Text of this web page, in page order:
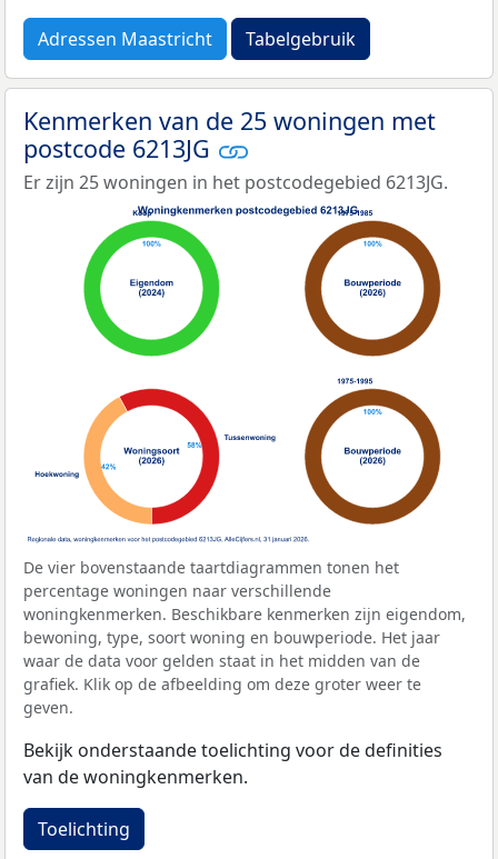
Adressen Maastricht Tabelgebruik
Kenmerken van de 25 woningen met
postcode 6213JG
Er zijn 25 woningen in het postcodegebied 6213JG.
De vier bovenstaande taartdiagrammen tonen het
percentage woningen naar verschillende
woningkenmerken. Beschikbare kenmerken zijn eigendom,
bewoning, type, soort woning en bouwperiode. Het jaar
waar de data voor gelden staat in het midden van de
grafiek. Klik op de afbeelding om deze groter weer te
geven.
Bekijk onderstaande toelichting voor de definities
van de woningkenmerken.
Toelichting